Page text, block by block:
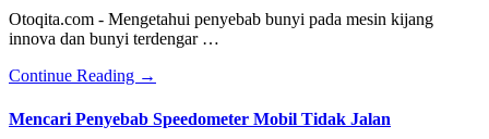
OBD
atau
Diagnosa
Board
Pada
Mobil
Otoqita.com - Mengetahui penyebab bunyi pada mesin kijang
innova dan bunyi terdengar …
Continue Reading about
Kijang
Innova
→
Mencari Penyebab Speedometer Mobil Tidak Jalan